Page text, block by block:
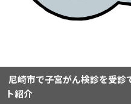
尼崎市で子宮がん検診を受
ト紹介